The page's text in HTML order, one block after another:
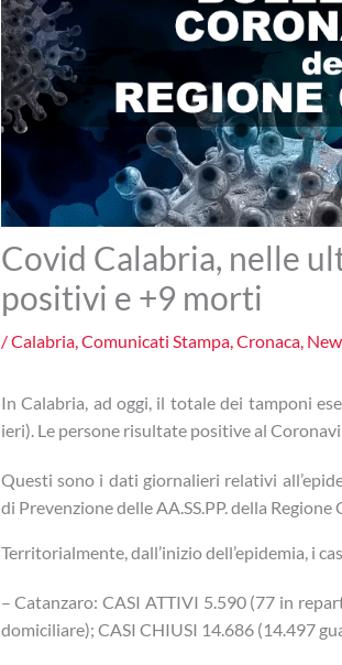
Covid Calabria, nelle
positivi e +9 morti
/Calabria,Comunicati Stampa,Cronaca,
In Calabria, ad oggi, il totale dei tamponi
ieri). Le persone risultate positive al
Questi sono i dati giornalieri relativi
di Prevenzione delle AA.SS.PP. della Regione
Territorialmente, dall’inizio dell’epidemia, i
– Catanzaro: CASI ATTIVI 5.590 (77 in
domiciliare); CASI CHIUSI 14.686 (14.497